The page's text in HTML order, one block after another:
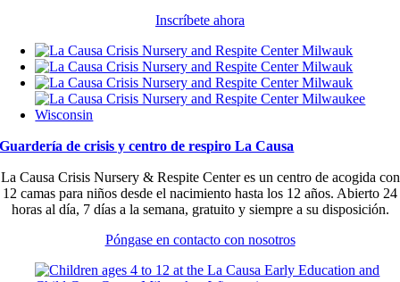
Inscríbete ahora
Guardería de crisis y centro de respiro La Causa
La Causa Crisis Nursery & Respite Center es un centro de acogida con
12 camas para niños desde el nacimiento hasta los 12 años. Abierto 24
horas al día, 7 días a la semana, gratuito y siempre a su disposición.
Póngase en contacto con nosotros